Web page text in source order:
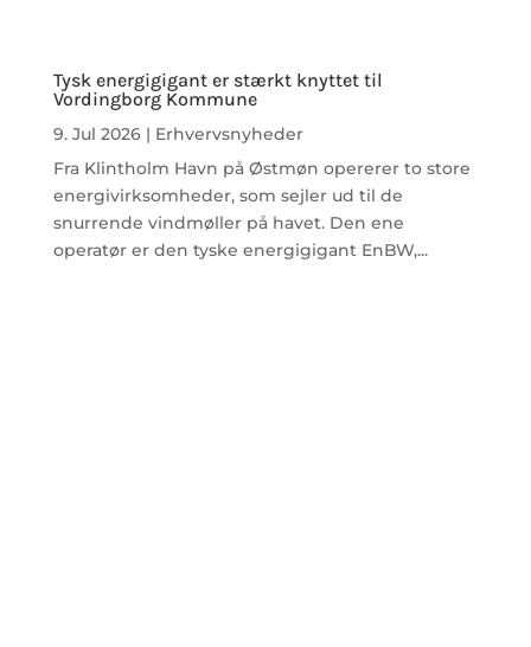
Tysk energigigant er stærkt knyttet til
Vordingborg Kommune
9. Jul 2026| Erhvervsnyheder
Fra Klintholm Havn på Østmøn opererer to store
energivirksomheder, som sejler ud til de
snurrende vindmøller på havet. Den ene
operatør er den tyske energigigant EnBW,...